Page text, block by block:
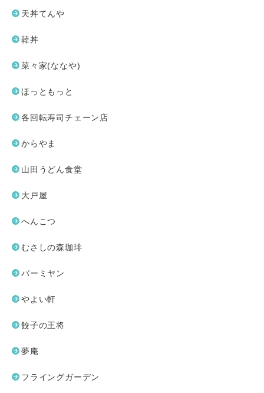
天丼てんや
韓丼
菜々家(ななや)
ほっともっと
各回転寿司チェーン店
からやま
山田うどん食堂
大戸屋
へんこつ
むさしの森珈琲
バーミヤン
やよい軒
餃子の王将
夢庵
フライングガーデン